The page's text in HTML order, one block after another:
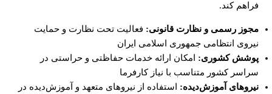
فراهم کند.
مجوز رسمی و نظارت قانونی: فعالیت تحت نظارت و حمایت
نیروی انتظامی جمهوری اسلامی ایران
پوشش کشوری: امکان ارائه خدمات حفاظتی و حراستی در
سراسر کشور متناسب با نیاز کارفرما
نیروهای آموزش‌دیده: استفاده از نیروهای متعهد و آموزش‌دیده در